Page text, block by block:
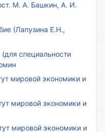
М. А. Башкин, А. И.
(Лапузина Е.Н.,
специальности
мировой экономики и
мировой экономики и
мировой экономики и